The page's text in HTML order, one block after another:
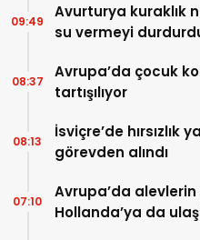
Avurturya kuraklık
su vermeyi
09:49
Avrupa’da çocuk
tartışılıyor
08:37
İsviçre’de hırsızlık
görevden alındı
08:13
Avrupa’da
Hollanda’ya da
07:10